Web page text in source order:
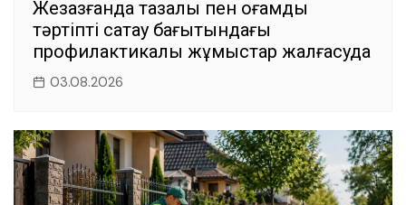
Жезқазғанда тазалық пен қоғамдық
тәртіпті сақтау бағытындағы
профилактикалық жұмыстар жалғасуда
03.08.2026